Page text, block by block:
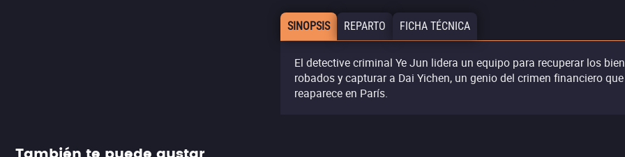
SINOPSIS REPARTO FICHA TÉCNICA
El detective criminal Ye Jun lidera un equipo para recuperar los
robados y capturar a Dai Yichen, un genio del crimen financiero que
reaparece en París.